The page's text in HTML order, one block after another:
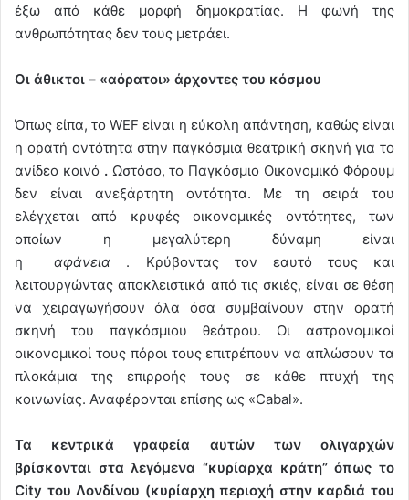
έξω από κάθε μορφή δημοκρατίας. Η φωνή της
ανθρωπότητας δεν τους μετράει.
Οι άθικτοι – «αόρατοι» άρχοντες του κόσμου
Όπως είπα, το WEF είναι η εύκολη απάντηση, καθώς είναι
η ορατή οντότητα στην παγκόσμια θεατρική σκηνή για το
ανίδεο κοινό . Ωστόσο, το Παγκόσμιο Οικονομικό Φόρουμ
δεν είναι ανεξάρτητη οντότητα. Με τη σειρά του
ελέγχεται από κρυφές οικονομικές οντότητες, των
οποίων η μεγαλύτερη δύναμη είναι
ηαφάνεια . Κρύβοντας τον εαυτό τους και
λειτουργώντας αποκλειστικά από τις σκιές, είναι σε θέση
να χειραγωγήσουν όλα όσα συμβαίνουν στην ορατή
σκηνή του παγκόσμιου θεάτρου. Οι αστρονομικοί
οικονομικοί τους πόροι τους επιτρέπουν να απλώσουν τα
πλοκάμια της επιρροής τους σε κάθε πτυχή της
κοινωνίας. Αναφέρονται επίσης ως «Cabal».
Τα κεντρικά γραφεία αυτών των ολιγαρχών
βρίσκονται στα λεγόμενα “κυρίαρχα κράτη” όπως το
City του Λονδίνου (κυρίαρχη περιοχή στην καρδιά του